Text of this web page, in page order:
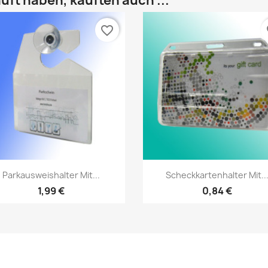
Vorschau
Parkausweishalter Mit...
1,99 €
favorite_border
Vorschau
Scheckkartenhalter Mit...
0,84 €